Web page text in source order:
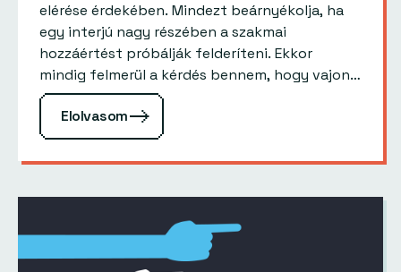
elérése érdekében. Mindezt beárnyékolja, ha
egy interjú nagy részében a szakmai
hozzáértést próbálják felderíteni. Ekkor
mindig felmerül a kérdés bennem, hogy vajon
tényleg kíváncsiak a jelöltre vagy csak egy
Elolvasom